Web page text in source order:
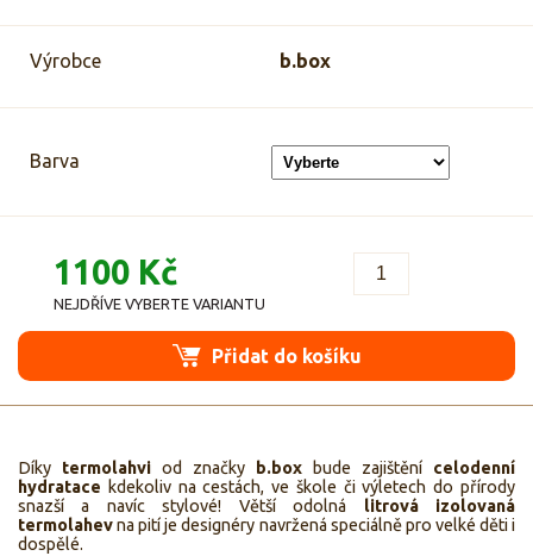
Výrobce b.box
Barva
1100 Kč
NEJDŘÍVE VYBERTE VARIANTU
Přidat do košíku
Díky termolahvi od značky b.box bude zajištění celodenní
hydratace kdekoliv na cestách, ve škole či výletech do přírody
snazší a navíc stylové! Větší odolná litrová izolovaná
termolahevna pití je designéry navržená speciálně pro velké děti i
dospělé.